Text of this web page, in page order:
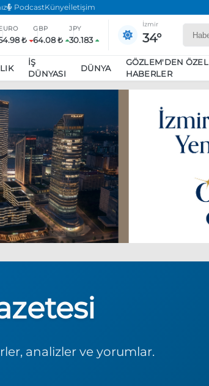
PodcastKünyeİletişim
₺
GBP
64.08 ₺
JPY
30.183
İzmir
34°
İŞ
DÜNYASI
DÜNYA
GÖZLEM'DEN ÖZEL
HABERLER
Ekrem İmamoğlu’nu ziyaret edecek
analizler ve yorumlar.